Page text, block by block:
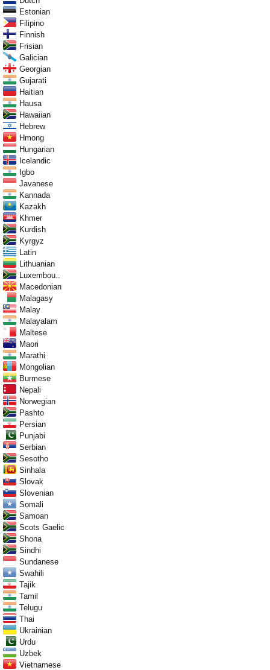
Estonian
Filipino
Finnish
Frisian
Galician
Georgian
Gujarati
Haitian
Hausa
Hawaiian
Hebrew
Hmong
Hungarian
Icelandic
Igbo
Javanese
Kannada
Kazakh
Khmer
Kurdish
Kyrgyz
Latin
Lithuanian
Luxembou..
Macedonian
Malagasy
Malay
Malayalam
Maltese
Maori
Marathi
Mongolian
Burmese
Nepali
Norwegian
Pashto
Persian
Punjabi
Serbian
Sesotho
Sinhala
Slovak
Slovenian
Somali
Samoan
Scots Gaelic
Shona
Sindhi
Sundanese
Swahili
Tajik
Tamil
Telugu
Thai
Ukrainian
Urdu
Uzbek
Vietnamese